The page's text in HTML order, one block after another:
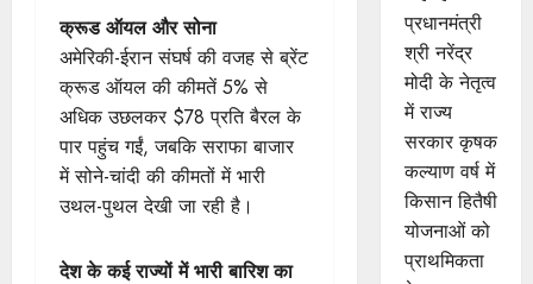
क्रूड ऑयल और सोना
अमेरिकी-ईरान संघर्ष की वजह से ब्रेंट
क्रूड ऑयल की कीमतें 5% से
अधिक उछलकर $78 प्रति बैरल के
पार पहुंच गईं, जबकि सराफा बाजार
में सोने-चांदी की कीमतों में भारी
उथल-पुथल देखी जा रही है।
देश के कई राज्यों में भारी बारिश का
प्रधानमंत्री
श्री नरेंद्र
मोदी के नेतृत्व
में राज्य
सरकार कृषक
कल्याण वर्ष में
किसान हितैषी
योजनाओं को
प्राथमिकता